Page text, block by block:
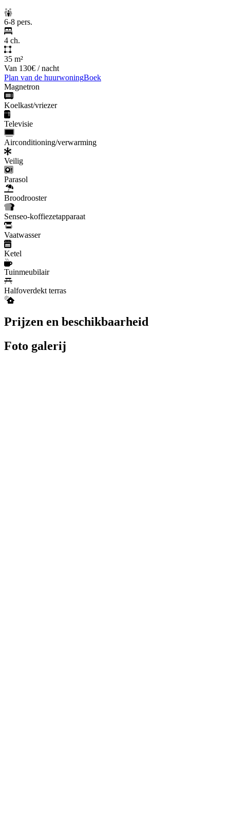
6-8 pers.
4 ch.
35 m²
Van 130€ / nacht
Plan van de huurwoningBoek
Magnetron
Koelkast/vriezer
Televisie
Airconditioning/verwarming
Veilig
Parasol
Broodrooster
Senseo-koffiezetapparaat
Vaatwasser
Ketel
Tuinmeubilair
Halfoverdekt terras
Prijzen en beschikbaarheid
Foto galerij